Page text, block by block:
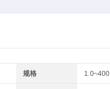
规格 1.0~400